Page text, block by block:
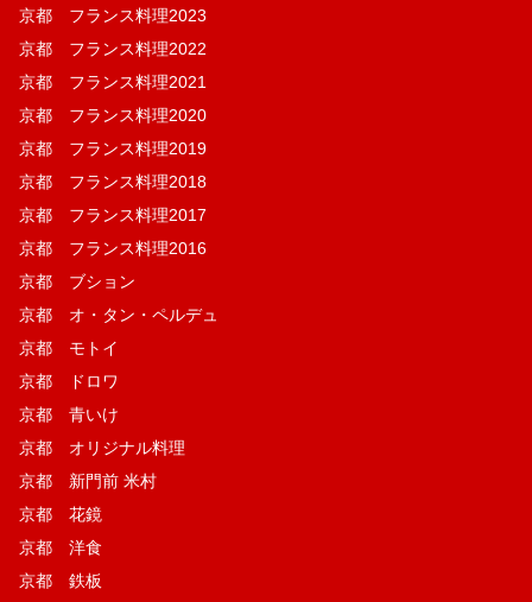
京都 フランス料理2023
京都 フランス料理2022
京都 フランス料理2021
京都 フランス料理2020
京都 フランス料理2019
京都 フランス料理2018
京都 フランス料理2017
京都 フランス料理2016
京都 ブション
京都 オ・タン・ペルデュ
京都 モトイ
京都 ドロワ
京都 青いけ
京都 オリジナル料理
京都 新門前 米村
京都 花鏡
京都 洋食
京都 鉄板